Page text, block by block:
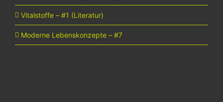
Vitalstoffe – #1 (Literatur)
Moderne Lebenskonzepte – #7